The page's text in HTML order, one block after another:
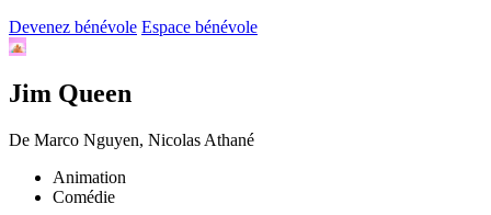
Devenez bénévole Espace bénévole
Jim Queen
De Marco Nguyen, Nicolas Athané
Animation
Comédie